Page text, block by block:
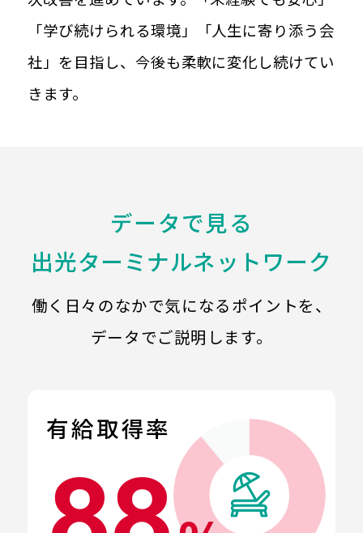
「学び続けられる環境」「人生に寄り添う会
社」を目指し、今後も柔軟に変化し続けてい
きます。
データで見る
出光ターミナルネットワーク
働く日々のなかで気になるポイントを、
データでご説明します。
有給取得率